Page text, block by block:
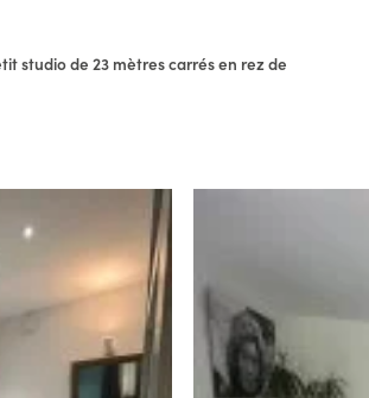
studio de 23 mètres carrés en rez de